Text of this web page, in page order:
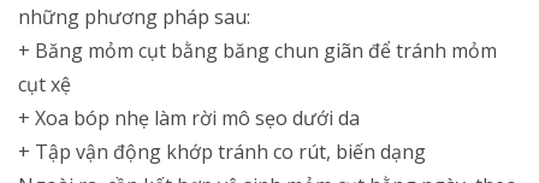
những phương pháp sau:
+ Băng mỏm cụt bằng băng chun giãn để tránh mỏm
cụt xệ
+ Xoa bóp nhẹ làm rời mô sẹo dưới da
+ Tập vận động khớp tránh co rút, biến dạng